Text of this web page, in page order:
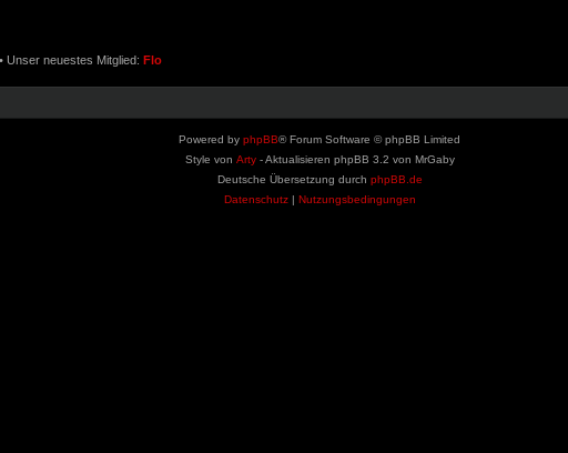
• Unser neuestes Mitglied: Flo
Powered by phpBB® Forum Software © phpBB Limited
Style von Arty- Aktualisieren phpBB 3.2 von MrGaby
Deutsche Übersetzung durch phpBB.de
Datenschutz| Nutzungsbedingungen